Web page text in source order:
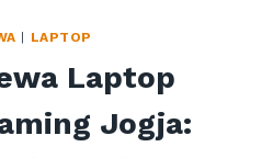
LAPTOP
Laptop
Jogja: